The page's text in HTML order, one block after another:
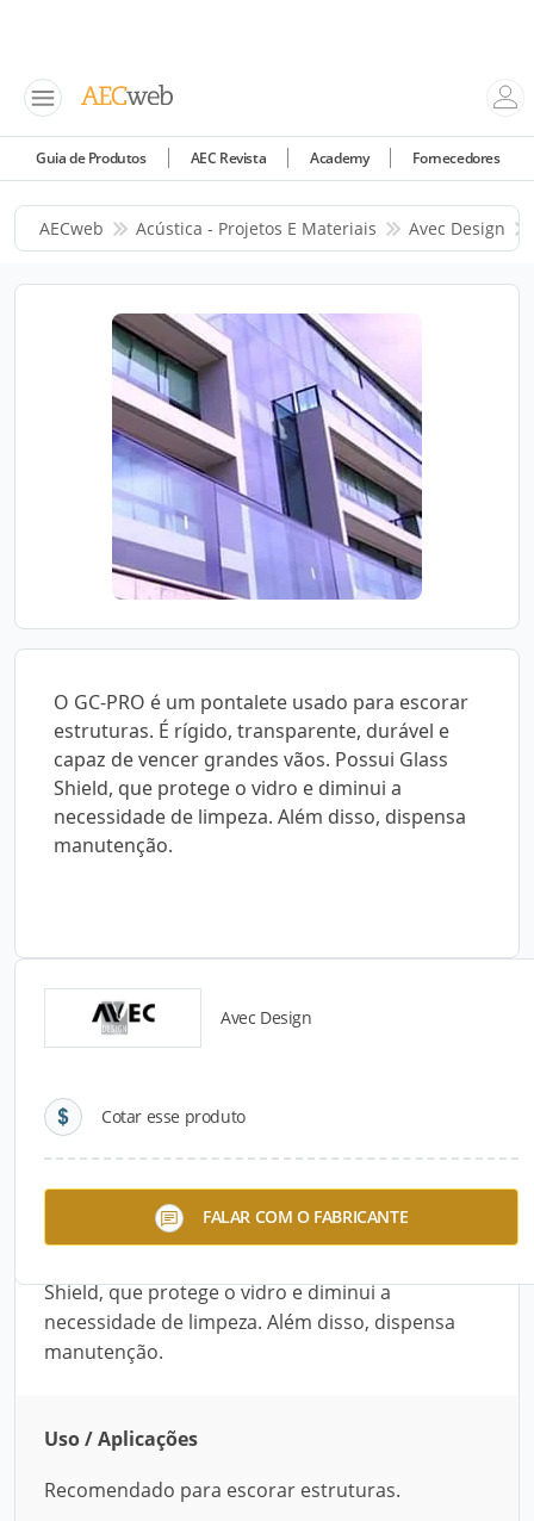
Guia de Produtos AEC Revista Academy Fornecedores
AECweb Acústica - Projetos E Materiais Avec Design
O GC-PRO é um pontalete usado para escorar
estruturas. É rígido, transparente, durável e
capaz de vencer grandes vãos. Possui Glass
Shield, que protege o vidro e diminui a
necessidade de limpeza. Além disso, dispensa
manutenção.
Avec Design
Cotar esse produto
FALAR COM O FABRICANTE
Detalhes do produto
Descrição do Produto
O GC-PRO é um pontalete usado para escorar
estruturas. É rígido, transparente, durável e
Shield, que protege o vidro e diminui a
necessidade de limpeza. Além disso, dispensa
manutenção.
Uso / Aplicações
Recomendado para escorar estruturas.